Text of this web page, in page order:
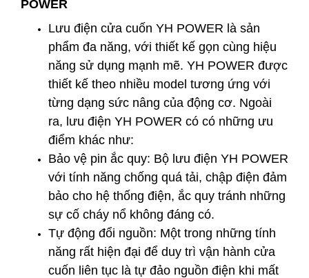
POWER
Lưu điện cửa cuốn YH POWER là sản
phẩm đa năng, với thiết kế gọn cùng hiệu
năng sử dụng mạnh mẽ. YH POWER được
thiết kế theo nhiều model tương ứng với
từng dạng sức nâng của động cơ. Ngoài
ra, lưu điện YH POWER có có những ưu
điểm khác như:
Bảo vệ pin ắc quy: Bộ lưu điện YH POWER
với tính năng chống quá tải, chập điện đảm
bảo cho hệ thống điện, ắc quy tránh những
sự cố cháy nổ không đáng có.
Tự động đổi nguồn: Một trong những tính
năng rất hiện đại để duy trì vận hành cửa
cuốn liên tục là tự đảo nguồn điện khi mất